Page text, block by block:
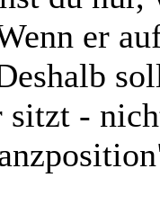
er
sitzt -